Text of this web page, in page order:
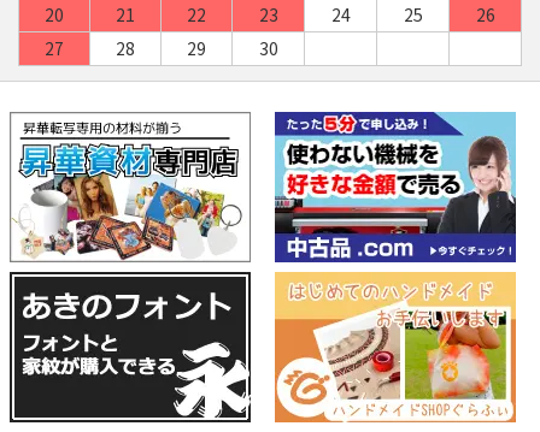
20
21 22 23 24 25
26
27
28 29 30